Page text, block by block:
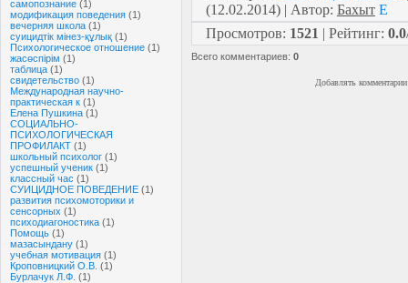
самопознание (1)
модификация поведения (1)
вечерняя школа (1)
суицидтік мінез-құлық (1)
Психологическое отношение (1)
жасөспірім (1)
таблица (1)
свидетельство (1)
Международная научно-
практическая к (1)
Елена Пушкина (1)
СОЦИАЛЬНО-
ПСИХОЛОГИЧЕСКАЯ
ПРОФИЛАКТ (1)
школьный психолог (1)
успешный ученик (1)
классный час (1)
СУИЦИДНОЕ ПОВЕДЕНИЕ (1)
развития психомоторики и
сенсорных (1)
психодиагоностика (1)
Помощь (1)
мазасындану (1)
учебная мотивация (1)
Кроповницкий О.В. (1)
Бурлачук Л.Ф. (1)
(12.02.2014) | Автор: Бахыт E
Просмотров: 1521 | Рейтинг: 0.0
Всего комментариев: 0
Добавлять